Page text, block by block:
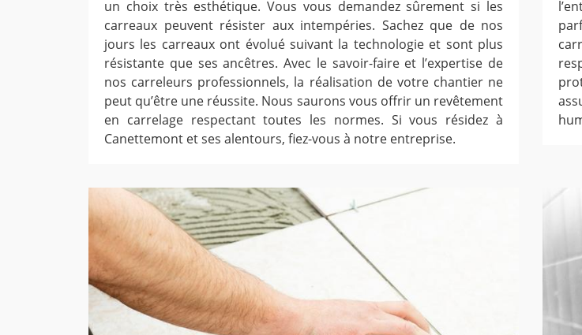
un choix très esthétique. Vous vous demandez sûrement si les
carreaux peuvent résister aux intempéries. Sachez que de nos
jours les carreaux ont évolué suivant la technologie et sont plus
résistante que ses ancêtres. Avec le savoir-faire et l’expertise de
nos carreleurs professionnels, la réalisation de votre chantier ne
peut qu’être une réussite. Nous saurons vous offrir un revêtement
en carrelage respectant toutes les normes. Si vous résidez à
Canettemont et ses alentours, fiez-vous à notre entreprise.